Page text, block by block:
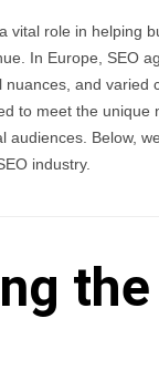
vital role in helping
In Europe, SEO
and varied
to meet the unique
Below,
industry.